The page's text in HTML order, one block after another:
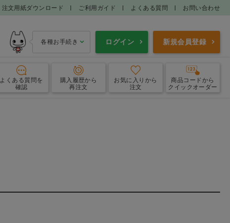
注文用紙ダウンロード ご利用ガイド よくある質問 お問い合わせ
各種お手続き ログイン 新規会員登録
よくある質問を
確認
購入履歴から
再注文
お気に入り から
注文
商品コードから
クイックオーダー